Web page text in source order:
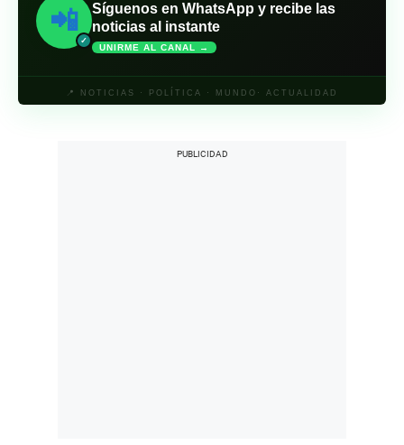
📲
✓
Síguenos en WhatsApp y recibe las
noticias al instante
UNIRME AL CANAL →
📍 NOTICIAS · POLÍTICA · MUNDO· ACTUALIDAD